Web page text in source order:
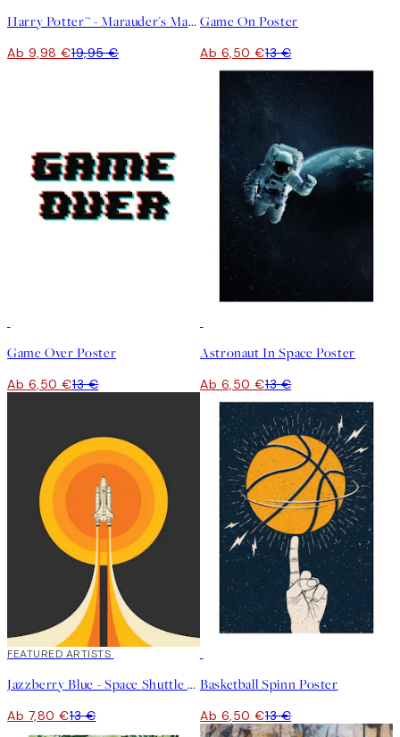
Harry Potter™ - Marauder's Map Poster
Ab 9,98 €19,95 €
Game On Poster
Ab 6,50 €13 €
Game Over Poster
Ab 6,50 €13 €
Astronaut In Space Poster
Ab 6,50 €13 €
40%*
FEATURED ARTISTS
Jazzberry Blue - Space Shuttle No2 Poster
Ab 7,80 €13 €
Basketball Spinn Poster
Ab 6,50 €13 €